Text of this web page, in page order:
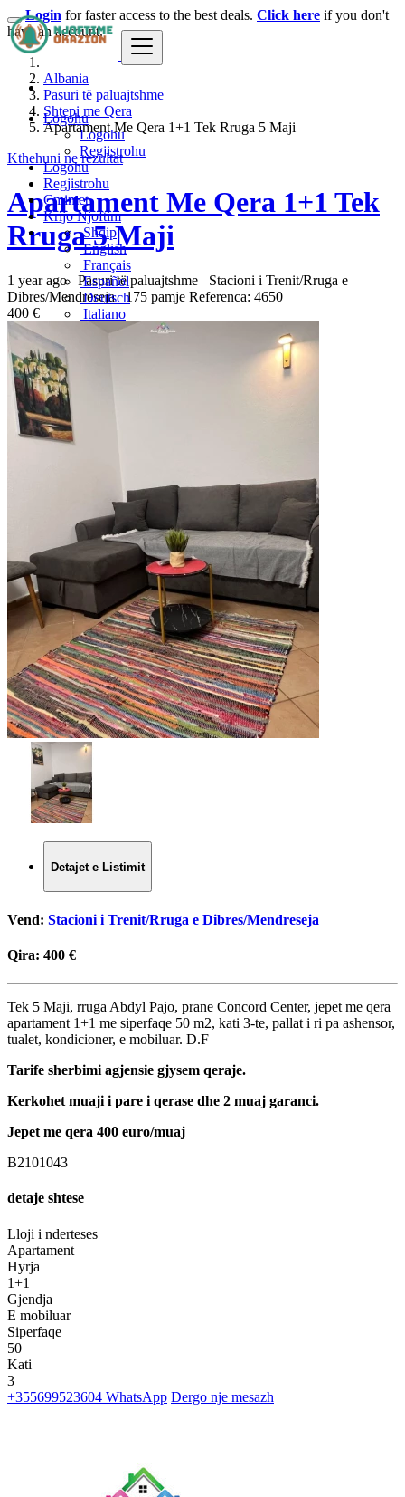
Logohu
Logohu
Regjistrohu
Logohu
Regjistrohu
Çmimet
Krijo Njoftim
Shqip
English
Français
Español
Deutsch
Italiano
Login for faster access to the best deals. Click here if you don't
have an account.
Albania
Pasuri të paluajtshme
Shtepi me Qera
Apartament Me Qera 1+1 Tek Rruga 5 Maji
Kthehuni ne rezultat
Apartament Me Qera 1+1 Tek
Rruga 5 Maji
1 year ago Pasuri të paluajtshme
Stacioni i Trenit/Rruga e
Dibres/Mendreseja 175 pamje Referenca: 4650
400 €
Detajet e Listimit
Vend: Stacioni i Trenit/Rruga e Dibres/Mendreseja
Qira: 400 €
Tek 5 Maji, rruga Abdyl Pajo, prane Concord Center, jepet me qera
apartament 1+1 me siperfaqe 50 m2, kati 3-te, pallat i ri pa ashensor,
tualet, kondicioner, e mobiluar. D.F
Tarife sherbimi agjensie gjysem qeraje.
Kerkohet muaji i pare i qerase dhe 2 muaj garanci.
Jepet me qera 400 euro/muaj
B2101043
detaje shtese
Lloji i nderteses
Apartament
Hyrja
1+1
Gjendja
E mobiluar
Siperfaqe
50
Kati
3
+355699523604 WhatsApp Dergo nje mesazh